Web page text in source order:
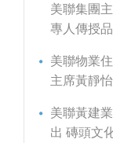
美聯集團
專人傳授
美聯物業
主席黃靜
美聯黃建
出 磚頭文